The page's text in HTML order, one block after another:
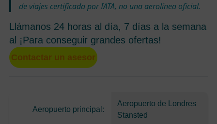
de viajes certificada por IATA, no una aerolínea oficial.
Llámanos 24 horas al día, 7 días a la semana
al ¡Para conseguir grandes ofertas!
Contactar un asesor
Aeropuerto principal:
Aeropuerto de Londres
Stansted